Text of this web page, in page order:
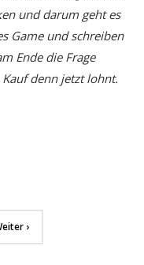
und darum geht es
Game und schreiben
Ende die Frage
denn jetzt lohnt.
›